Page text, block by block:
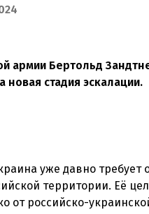
армии Бертольд
новая стадия эскалации.
уже давно
территории. Её
от российско-